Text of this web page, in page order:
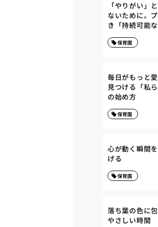
「やりがい」
ないために。
き「持続可能
保育園
毎日がもっと
見つける「私
の始め方
保育園
心が動く瞬間
げる
保育園
落ち葉の色に
やさしい時間